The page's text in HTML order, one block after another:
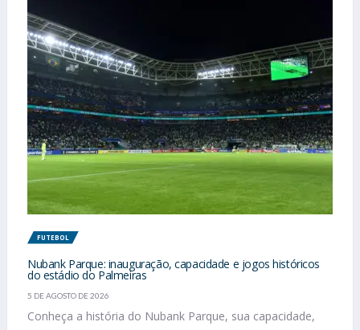
FUTEBOL
Nubank Parque: inauguração, capacidade e jogos históricos
do estádio do Palmeiras
5 DE AGOSTO DE 2026
Conheça a história do Nubank Parque, sua capacidade,